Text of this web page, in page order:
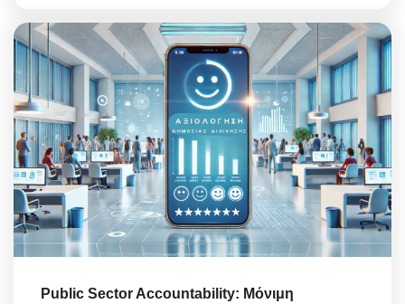
Public Sector Accountability: Μόνιμη